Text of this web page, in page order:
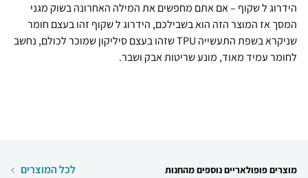
הידרוג ל שקוף – אם אתם מחפשים את המילה האחרונה בשוק מגני
המסך אז המוצר הזה הוא בשבילכם, הידרוג ל שקוף זהו בעצם חומר
שניקרא בשפת התעשייה TPU שזהו בעצם סיליקון שמוכר לכולם, נחשב
לחומר עמיד מאוד, מונע שריטות אבק ושבר.
מוצרים פופולאריים נוספים מהחנות לכל המוצרים